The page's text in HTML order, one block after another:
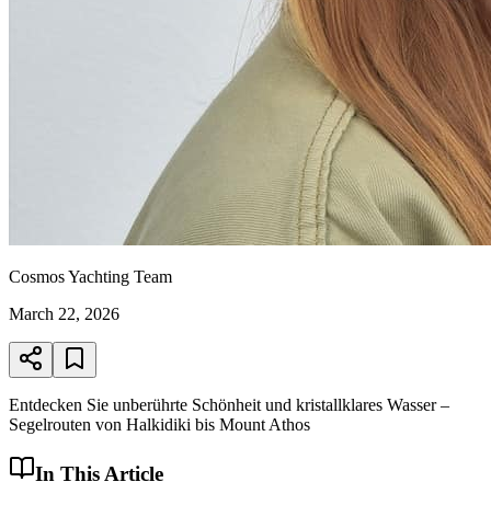
Cosmos Yachting Team
March 22, 2026
Entdecken Sie unberührte Schönheit und kristallklares Wasser –
Segelrouten von Halkidiki bis Mount Athos
In This Article